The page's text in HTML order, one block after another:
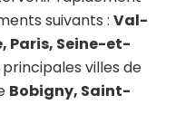
suivants : Val-
Paris, Seine-et-
villes de
Bobigny, Saint-